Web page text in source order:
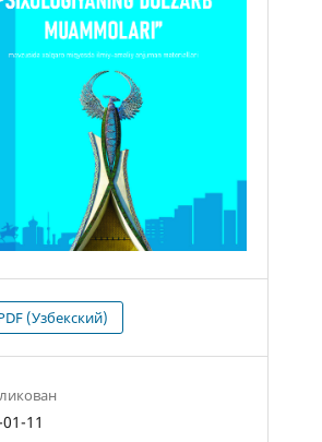
(Узбекский)
11